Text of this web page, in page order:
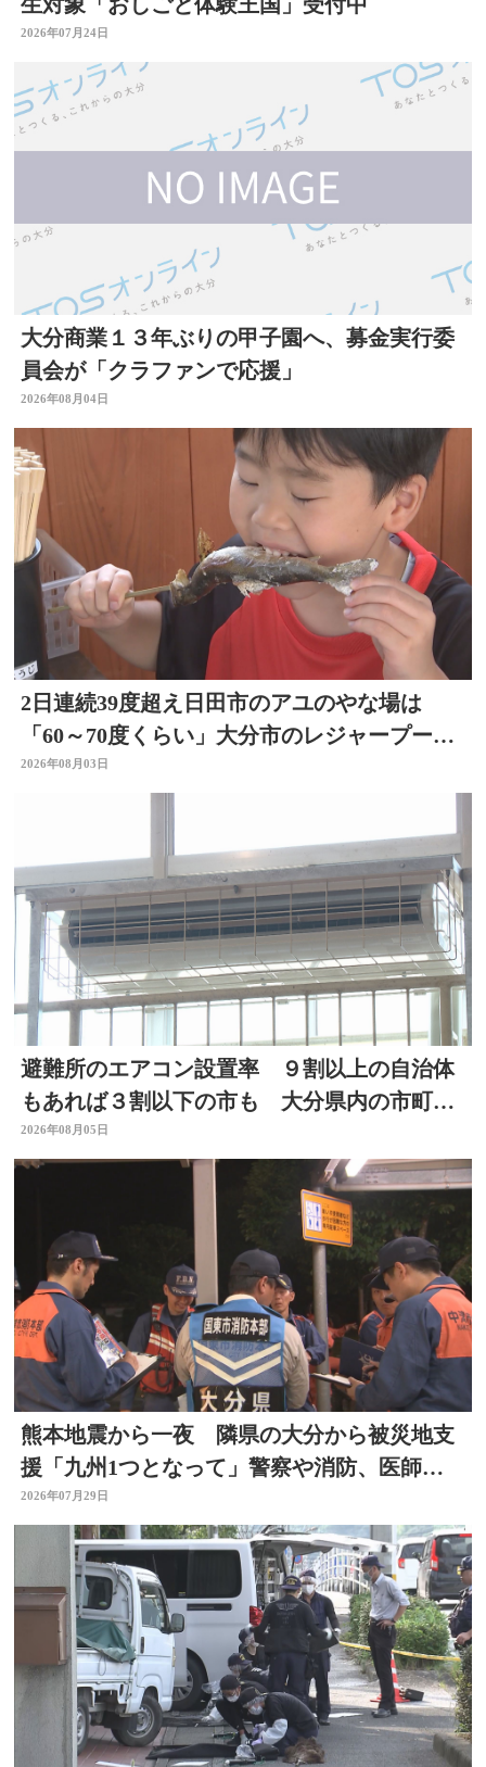
2026年07月24日
大分商業１３年ぶりの甲子園へ、募金実行委
員会が「クラファンで応援」
2026年08月04日
2日連続39度超え日田市のアユのやな場は
「60～70度くらい」大分市のレジャープール
も賑わう 大分
2026年08月03日
避難所のエアコン設置率 ９割以上の自治体
もあれば３割以下の市も 大分県内の市町村
を調査
2026年08月05日
熊本地震から一夜 隣県の大分から被災地支
援「九州1つとなって」警察や消防、医師、
看護師、水道局など
2026年07月29日